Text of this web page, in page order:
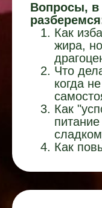
Вопросы,
Как
жира,
Что
когда
Как
Как